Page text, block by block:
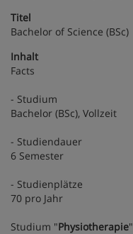
Titel
Bachelor of Science (BSc)
Inhalt
Facts
- Studium
Bachelor (BSc), Vollzeit
- Studiendauer
6 Semester
- Studienplätze
70 pro Jahr
Studium "Physiotherapie"